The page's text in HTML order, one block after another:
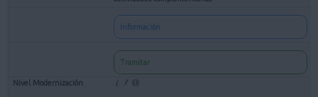
Información
Tramitar